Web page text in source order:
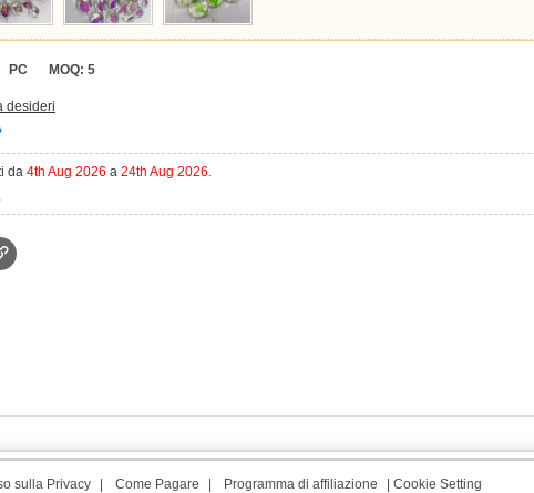
PC MOQ: 5
desideri
da 4th Aug 2026 a 24th Aug 2026.
sulla Privacy Come Pagare Programma di affiliazione Cookie Setting